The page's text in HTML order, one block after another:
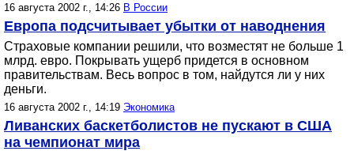
16 августа 2002 г., 14:26 В России
Европа подсчитывает убытки от наводнения
Страховые компании решили, что возместят не больше 1
млрд. евро. Покрывать ущерб придется в основном
правительствам. Весь вопрос в том, найдутся ли у них
деньги.
16 августа 2002 г., 14:19 Экономика
Ливанских баскетболистов не пускают в США
на чемпионат мира